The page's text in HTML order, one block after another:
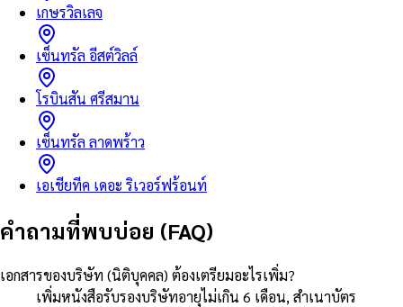
เกษรวิลเลจ
เซ็นทรัล อีสต์วิลล์
โรบินสัน ศรีสมาน
เซ็นทรัล ลาดพร้าว
เอเชียทีค เดอะ ริเวอร์ฟร้อนท์
คำถามที่พบบ่อย (FAQ)
เอกสารของบริษัท (นิติบุคคล) ต้องเตรียมอะไรเพิ่ม?
เพิ่มหนังสือรับรองบริษัทอายุไม่เกิน 6 เดือน, สำเนาบัตร